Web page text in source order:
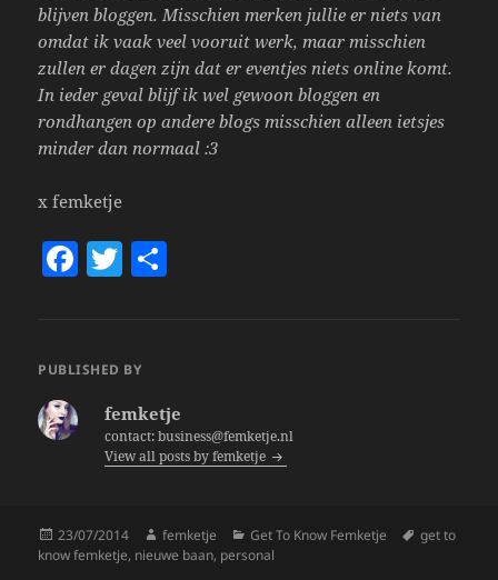
blijven bloggen. Misschien merken jullie er niets van
omdat ik vaak veel vooruit werk, maar misschien
zullen er dagen zijn dat er eventjes niets online komt.
In ieder geval blijf ik wel gewoon bloggen en
rondhangen op andere blogs misschien alleen ietsjes
minder dan normaal :3
x femketje
F
e
T
er
PUBLISHED BY
femketje
contact: business@femketje.nl
View all posts by femketje
Posted
on
23/07/2014 Author
femketje Categories
Get To Know Femketje Tags
get to
know femketje, nieuwe baan, personal